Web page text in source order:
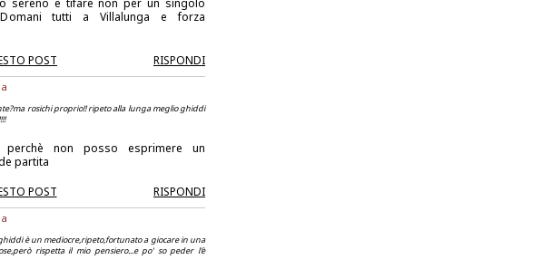
sereno e tifare non per un singolo
tutti a Villalunga e forza
POST
RISPONDI
rosichi proprio!! ripeto alla lunga meglio ghiddi
non posso esprimere un
partita
POST
RISPONDI
è un mediocre,ripeto,fortunato a giocare in una
rispetta il mio pensiero...e po' so peder l'è